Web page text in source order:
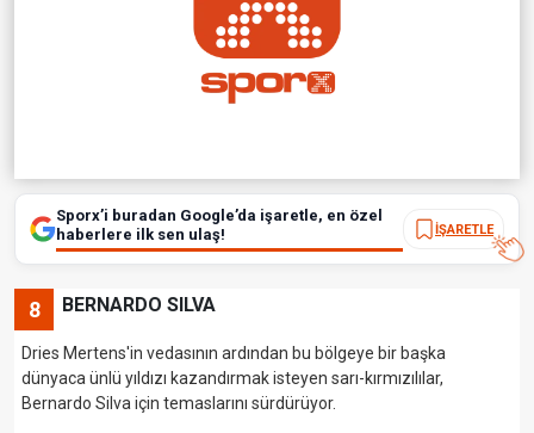
Sporx’i buradan Google’da işaretle, en özel
haberlere ilk sen ulaş!
İŞARETLE
8 BERNARDO SILVA
Dries Mertens'in vedasının ardından bu bölgeye bir başka
dünyaca ünlü yıldızı kazandırmak isteyen sarı-kırmızılılar,
Bernardo Silva için temaslarını sürdürüyor.